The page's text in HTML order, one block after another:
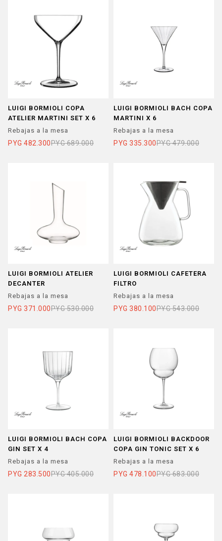
LUIGI BORMIOLI COPA
ATELIER MARTINI SET X 6
Rebajas a la mesa
PYG 482.300PYG 689.000
LUIGI BORMIOLI BACH COPA
MARTINI X 6
Rebajas a la mesa
PYG 335.300PYG 479.000
LUIGI BORMIOLI ATELIER
DECANTER
Rebajas a la mesa
PYG 371.000PYG 530.000
LUIGI BORMIOLI CAFETERA
FILTRO
Rebajas a la mesa
PYG 380.100PYG 543.000
LUIGI BORMIOLI BACH COPA
GIN SET X 4
Rebajas a la mesa
PYG 283.500PYG 405.000
LUIGI BORMIOLI BACKDOOR
COPA GIN TONIC SET X 6
Rebajas a la mesa
PYG 478.100PYG 683.000